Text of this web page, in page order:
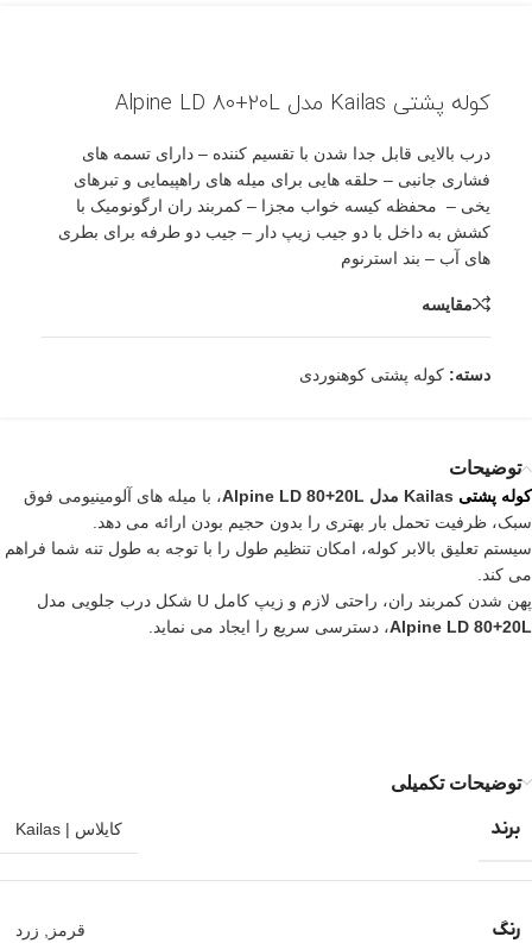
کوله پشتی Kailas مدل Alpine LD 80+20L
درب بالایی قابل جدا شدن با تقسیم کننده – دارای تسمه های
فشاری جانبی – حلقه هایی برای میله های راهپیمایی و تبرهای
یخی – محفظه کیسه خواب مجزا – کمربند ران ارگونومیک با
کشش به داخل با دو جیب زیپ دار – جیب دو طرفه برای بطری
های آب – بند استرنوم
مقایسه
دسته: کوله پشتی کوهنوردی
توضیحات
کوله پشتی Kailas مدل Alpine LD 80+20L
، با میله های آلومینیومی فوق
سبک، ظرفیت تحمل بار بهتری را بدون حجیم بودن ارائه می دهد.
سیستم تعلیق بالابر کوله، امکان تنظیم طول را با توجه به طول تنه شما فراهم
می کند.
پهن شدن کمربند ران، راحتی لازم و زیپ کامل U شکل درب جلویی مدل
Alpine LD 80+20L، دسترسی سریع را ایجاد می نماید.
توضیحات تکمیلی
برند کایلاس | Kailas
رنگ قرمز زرد